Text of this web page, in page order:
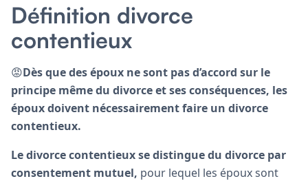
Définition divorce
contentieux
😡Dès que des époux ne sont pas d’accord sur le
principe même du divorce et ses conséquences, les
époux doivent nécessairement faire un divorce
contentieux.
Le divorce contentieux se distingue du divorce par
consentement mutuel, pour lequel les époux sont